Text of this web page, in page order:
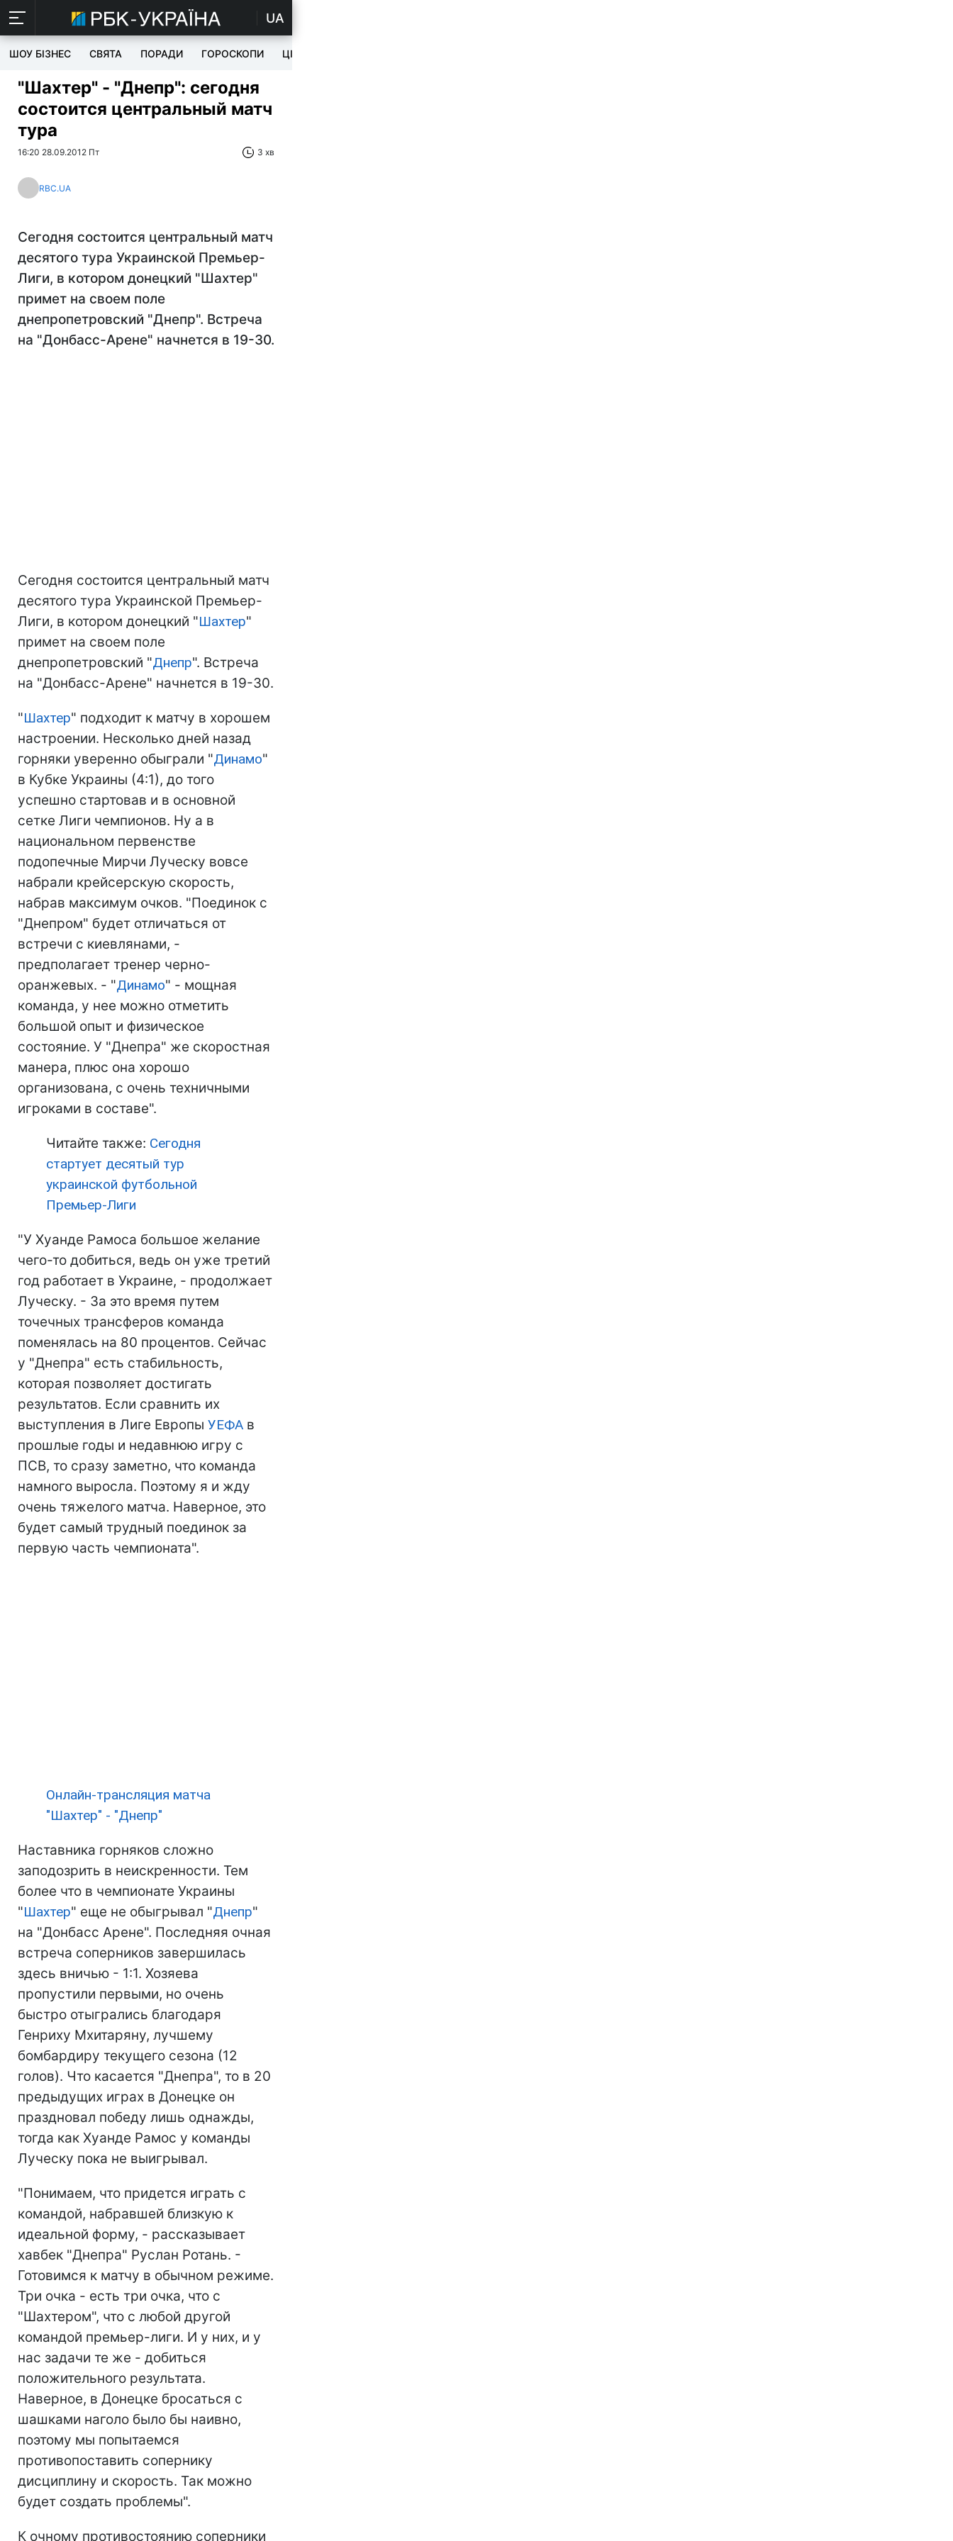
UA
ШОУ БІЗНЕС СВЯТА ПОРАДИ ГОРОСКОПИ ЦІКАВЕ
"Шахтер" - "Днепр": сегодня
состоится центральный матч
тура
16:20 28.09.2012 Пт 3 хв
RBC.UA
Сегодня состоится центральный матч
десятого тура Украинской Премьер-
Лиги, в котором донецкий "Шахтер"
примет на своем поле
днепропетровский "Днепр". Встреча
на "Донбасс-Арене" начнется в 19-30.
Сегодня состоится центральный матч
десятого тура Украинской Премьер-
Лиги, в котором донецкий "Шахтер"
примет на своем поле
днепропетровский "Днепр". Встреча
на "Донбасс-Арене" начнется в 19-30.
"Шахтер" подходит к матчу в хорошем
настроении. Несколько дней назад
горняки уверенно обыграли "Динамо"
в Кубке Украины (4:1), до того
успешно стартовав и в основной
сетке Лиги чемпионов. Ну а в
национальном первенстве
подопечные Мирчи Луческу вовсе
набрали крейсерскую скорость,
набрав максимум очков. "Поединок с
"Днепром" будет отличаться от
встречи с киевлянами, -
предполагает тренер черно-
оранжевых. - "Динамо" - мощная
команда, у нее можно отметить
большой опыт и физическое
состояние. У "Днепра" же скоростная
манера, плюс она хорошо
организована, с очень техничными
игроками в составе".
Читайте также: Сегодня
стартует десятый тур
украинской футбольной
Премьер-Лиги
"У Хуанде Рамоса большое желание
чего-то добиться, ведь он уже третий
год работает в Украине, - продолжает
Луческу. - За это время путем
точечных трансферов команда
поменялась на 80 процентов. Сейчас
у "Днепра" есть стабильность,
которая позволяет достигать
результатов. Если сравнить их
выступления в Лиге Европы УЕФА в
прошлые годы и недавнюю игру с
ПСВ, то сразу заметно, что команда
намного выросла. Поэтому я и жду
очень тяжелого матча. Наверное, это
будет самый трудный поединок за
первую часть чемпионата".
Онлайн-трансляция матча
"Шахтер" - "Днепр"
Наставника горняков сложно
заподозрить в неискренности. Тем
более что в чемпионате Украины
"Шахтер" еще не обыгрывал "Днепр"
на "Донбасс Арене". Последняя очная
встреча соперников завершилась
здесь вничью - 1:1. Хозяева
пропустили первыми, но очень
быстро отыгрались благодаря
Генриху Мхитаряну, лучшему
бомбардиру текущего сезона (12
голов). Что касается "Днепра", то в 20
предыдущих играх в Донецке он
праздновал победу лишь однажды,
тогда как Хуанде Рамос у команды
Луческу пока не выигрывал.
"Понимаем, что придется играть с
командой, набравшей близкую к
идеальной форму, - рассказывает
хавбек "Днепра" Руслан Ротань. -
Готовимся к матчу в обычном режиме.
Три очка - есть три очка, что с
"Шахтером", что с любой другой
командой премьер-лиги. И у них, и у
нас задачи те же - добиться
положительного результата.
Наверное, в Донецке бросаться с
шашками наголо было бы наивно,
поэтому мы попытаемся
противопоставить сопернику
дисциплину и скорость. Так можно
будет создать проблемы".
К очному противостоянию соперники